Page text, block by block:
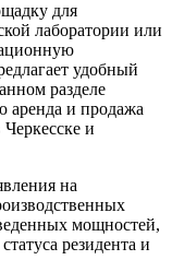
для
лаборатории или
удобный
разделе
аренда и продажа
и
на
мощностей,
резидента и